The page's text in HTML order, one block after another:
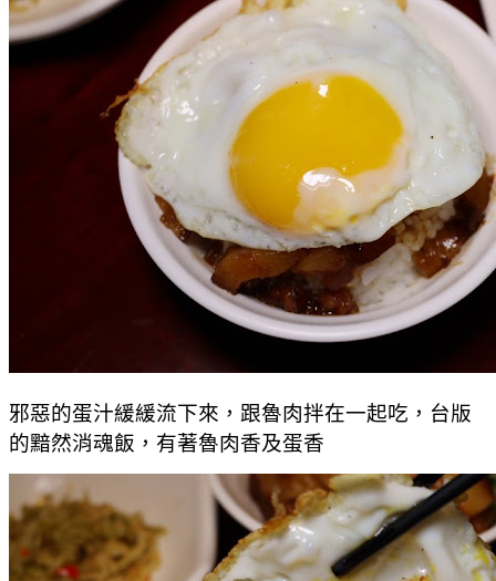
邪惡的蛋汁緩緩流下來，跟魯肉拌在一起吃，台版
的黯然消魂飯，有著魯肉香及蛋香